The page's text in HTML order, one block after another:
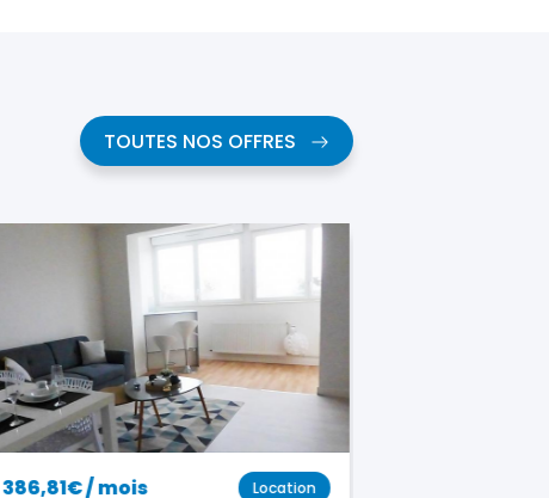
TOUTES NOS OFFRES
386,81€ / mois Location